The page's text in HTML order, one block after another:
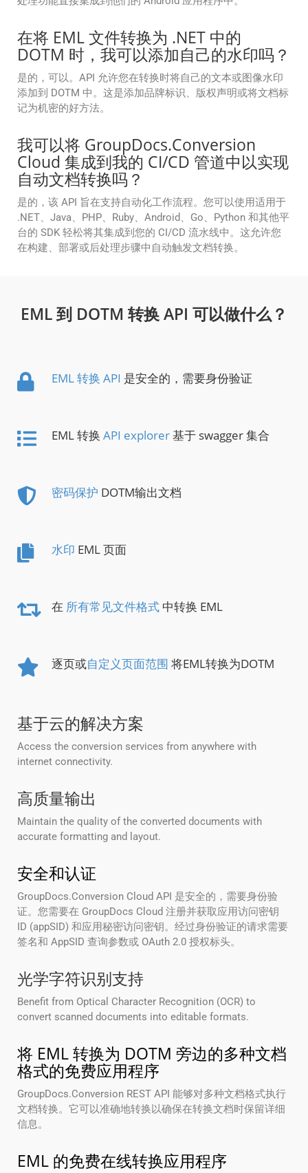
在将 EML 文件转换为 .NET 中的
DOTM 时，我可以添加自己的水印吗？
是的，可以。API 允许您在转换时将自己的文本或图像水印
添加到 DOTM 中。这是添加品牌标识、版权声明或将文档标
记为机密的好方法。
我可以将 GroupDocs.Conversion
Cloud 集成到我的 CI/CD 管道中以实现
自动文档转换吗？
是的，该 API 旨在支持自动化工作流程。您可以使用适用于
.NET、Java、PHP、Ruby、Android、Go、Python 和其他平
台的 SDK 轻松将其集成到您的 CI/CD 流水线中。这允许您
在构建、部署或后处理步骤中自动触发文档转换。
EML 到 DOTM 转换 API 可以做什么？
EML 转换 API 是安全的，需要身份验证
EML 转换 API explorer基于 swagger 集合
密码保护 DOTM输出文档
水印 EML 页面
在 所有常见文件格式 中转换 EML
逐页或自定义页面范围 将EML转换为DOTM
基于云的解决方案
Access the conversion services from anywhere with
internet connectivity.
高质量输出
Maintain the quality of the converted documents with
accurate formatting and layout.
安全和认证
GroupDocs.Conversion Cloud API 是安全的，需要身份验
证。您需要在 GroupDocs Cloud 注册并获取应用访问密钥
ID (appSID) 和应用秘密访问密钥。经过身份验证的请求需要
签名和 AppSID 查询参数或 OAuth 2.0 授权标头。
光学字符识别支持
Benefit from Optical Character Recognition (OCR) to
convert scanned documents into editable formats.
将 EML 转换为 DOTM 旁边的多种文档
格式的免费应用程序
GroupDocs.Conversion REST API 能够对多种文档格式执行
文档转换。它可以准确地转换以确保在转换文档时保留详细
信息。
EML 的免费在线转换应用程序